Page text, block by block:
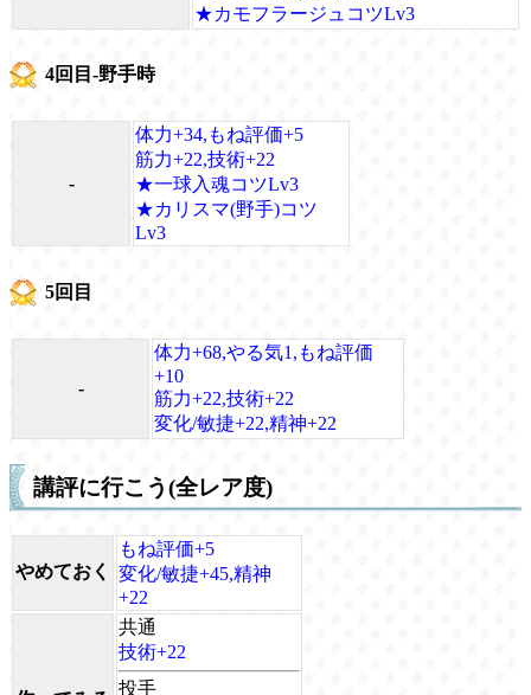
★カモフラージュコツLv3
4回目-野手時
-
体力+34,もね評価+5
筋力+22,技術+22
★一球入魂コツLv3
★カリスマ(野手)コツ
Lv3
5回目
-
体力+68,やる気1,もね評価
+10
筋力+22,技術+22
変化/敏捷+22,精神+22
講評に行こう(全レア度)
やめておく
もね評価+5
変化/敏捷+45,精神
+22
共通
技術+22
投手